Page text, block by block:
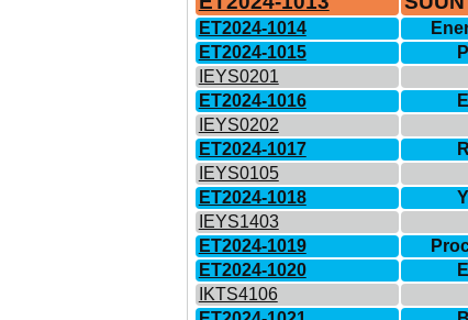
ET2024-1014
ET2024-1015
IEYS0201
ET2024-1016
IEYS0202
ET2024-1017
IEYS0105
ET2024-1018
IEYS1403
ET2024-1019
ET2024-1020
IKTS4106